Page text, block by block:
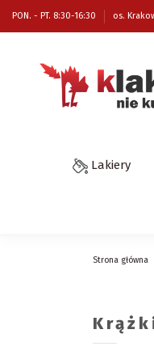
PON. - PT. 8:30-16:30 os.
Lakiery
Strona główna